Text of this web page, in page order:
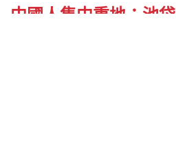
中國人集中重地：池袋